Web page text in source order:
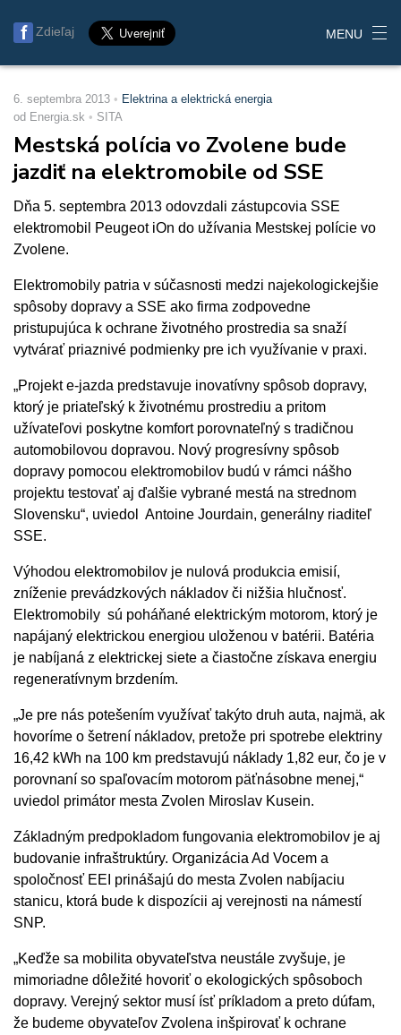
Zdieľaj MENU
6. septembra 2013
Elektrina a elektrická energia
od Energia.sk
SITA
Mestská polícia vo Zvolene bude
jazdiť na elektromobile od SSE
Dňa 5. septembra 2013 odovzdali zástupcovia SSE
elektromobil Peugeot iOn do užívania Mestskej polície vo
Zvolene.
Elektromobily patria v súčasnosti medzi najekologickejšie
spôsoby dopravy a SSE ako firma zodpovedne
pristupujúca k ochrane životného prostredia sa snaží
vytvárať priaznivé podmienky pre ich využívanie v praxi.
„Projekt e-jazda predstavuje inovatívny spôsob dopravy,
ktorý je priateľský k životnému prostrediu a pritom
užívateľovi poskytne komfort porovnateľný s tradičnou
automobilovou dopravou. Nový progresívny spôsob
dopravy pomocou elektromobilov budú v rámci nášho
projektu testovať aj ďalšie vybrané mestá na strednom
Slovensku“, uviedol Antoine Jourdain, generálny riaditeľ
SSE.
Výhodou elektromobilov je nulová produkcia emisií,
zníženie prevádzkových nákladov či nižšia hlučnosť.
Elektromobily sú poháňané elektrickým motorom, ktorý je
napájaný elektrickou energiou uloženou v batérii. Batéria
je nabíjaná z elektrickej siete a čiastočne získava energiu
regeneratívnym brzdením.
„Je pre nás potešením využívať takýto druh auta, najmä, ak
hovoríme o šetrení nákladov, pretože pri spotrebe elektriny
16,42 kWh na 100 km predstavujú náklady 1,82 eur, čo je v
porovnaní so spaľovacím motorom päťnásobne menej,“
uviedol primátor mesta Zvolen Miroslav Kusein.
Základným predpokladom fungovania elektromobilov je aj
budovanie infraštruktúry. Organizácia Ad Vocem a
spoločnosť EEI prinášajú do mesta Zvolen nabíjaciu
stanicu, ktorá bude k dispozícii aj verejnosti na námestí
SNP.
„Keďže sa mobilita obyvateľstva neustále zvyšuje, je
mimoriadne dôležité hovoriť o ekologických spôsoboch
dopravy. Verejný sektor musí ísť príkladom a preto dúfam,
že budeme obyvateľov Zvolena inšpirovať k ochrane